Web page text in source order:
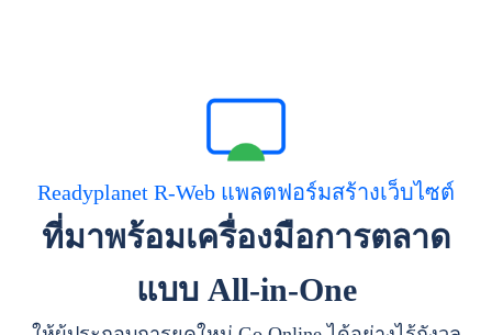
Readyplanet R-Web แพลตฟอร์มสร้างเว็บไซต์
ที่มาพร้อมเครื่องมือการตลาด
แบบ All-in-One